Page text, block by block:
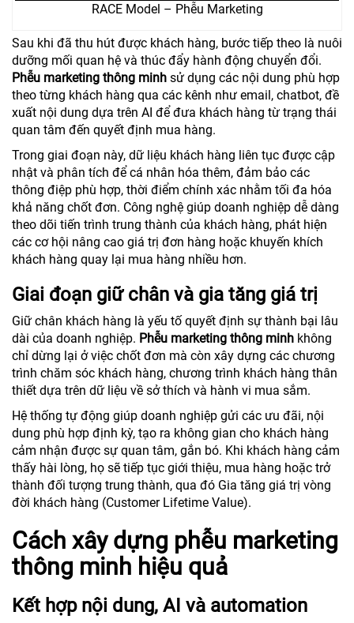
RACE Model – Phễu Marketing
Sau khi đã thu hút được khách hàng, bước tiếp theo là nuôi
dưỡng mối quan hệ và thúc đẩy hành động chuyển đổi.
Phễu marketing thông minh sử dụng các nội dung phù hợp
theo từng khách hàng qua các kênh như email, chatbot, đề
xuất nội dung dựa trên AI để đưa khách hàng từ trạng thái
quan tâm đến quyết định mua hàng.
Trong giai đoạn này, dữ liệu khách hàng liên tục được cập
nhật và phân tích để cá nhân hóa thêm, đảm bảo các
thông điệp phù hợp, thời điểm chính xác nhằm tối đa hóa
khả năng chốt đơn. Công nghệ giúp doanh nghiệp dễ dàng
theo dõi tiến trình trung thành của khách hàng, phát hiện
các cơ hội nâng cao giá trị đơn hàng hoặc khuyến khích
khách hàng quay lại mua hàng nhiều hơn.
Giai đoạn giữ chân và gia tăng giá trị
Giữ chân khách hàng là yếu tố quyết định sự thành bại lâu
dài của doanh nghiệp. Phễu marketing thông minh không
chỉ dừng lại ở việc chốt đơn mà còn xây dựng các chương
trình chăm sóc khách hàng, chương trình khách hàng thân
thiết dựa trên dữ liệu về sở thích và hành vi mua sắm.
Hệ thống tự động giúp doanh nghiệp gửi các ưu đãi, nội
dung phù hợp định kỳ, tạo ra không gian cho khách hàng
cảm nhận được sự quan tâm, gắn bó. Khi khách hàng cảm
thấy hài lòng, họ sẽ tiếp tục giới thiệu, mua hàng hoặc trở
thành đối tượng trung thành, qua đó Gia tăng giá trị vòng
đời khách hàng (Customer Lifetime Value).
Cách xây dựng phễu marketing
thông minh hiệu quả
Kết hợp nội dung, AI và automation